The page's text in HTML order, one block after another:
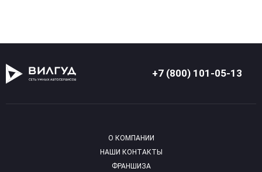
+7 (800) 101-05-13
О КОМПАНИИ
НАШИ КОНТАКТЫ
ФРАНШИЗА